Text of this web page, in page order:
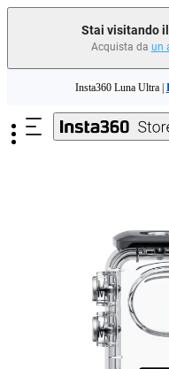
Stai visitando
Acquista da un
Insta360 Luna Ultra |
Permuta il tuo vecchio
Insta360 Luna Ultra |